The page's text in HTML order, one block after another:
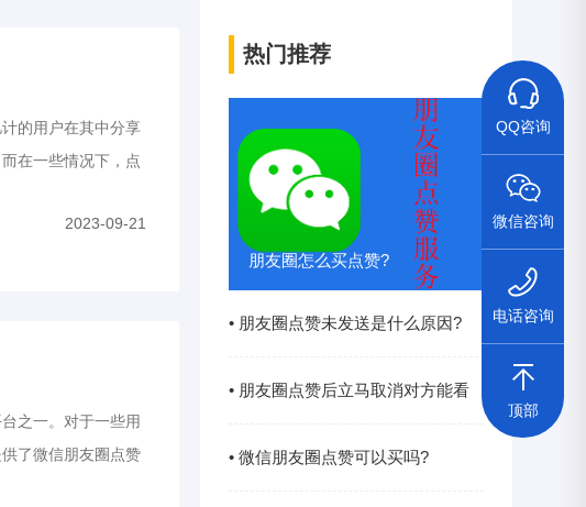
热门推荐
朋友圈怎么买点赞?
• 朋友圈点赞未发送是什么原因?
• 朋友圈点赞后立马取消对方能看
到吗?
• 微信朋友圈点赞可以买吗?
的用户在其中分享
在一些情况下，点
2023-09-21
之一。对于一些用
了微信朋友圈点赞
QQ咨询
微信咨询
电话咨询
顶部